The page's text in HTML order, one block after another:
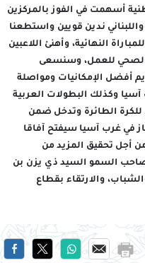
أسهمت في الفوز بالمركزين
واللبناني ندين قويين واستطعنا
النهائية، وأهنئ اللاعبين
الصحي للعمل، وسنسعى
أفضل الإمكانيات ومواصلة
وكذلك البطولات العربية
للكرة الطائرة وتدخل ضمن
في غرب آسيا سيفتح آفاقا
أجل تحقيق المزيد من
صاحب السمو السيد ذي يزن بن
والارتقاء بقطاع